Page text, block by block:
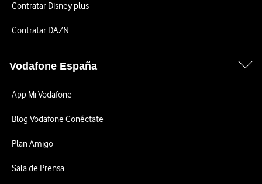
Contratar Disney plus
Contratar DAZN
Vodafone España
App Mi Vodafone
Blog Vodafone Conéctate
Plan Amigo
Sala de Prensa